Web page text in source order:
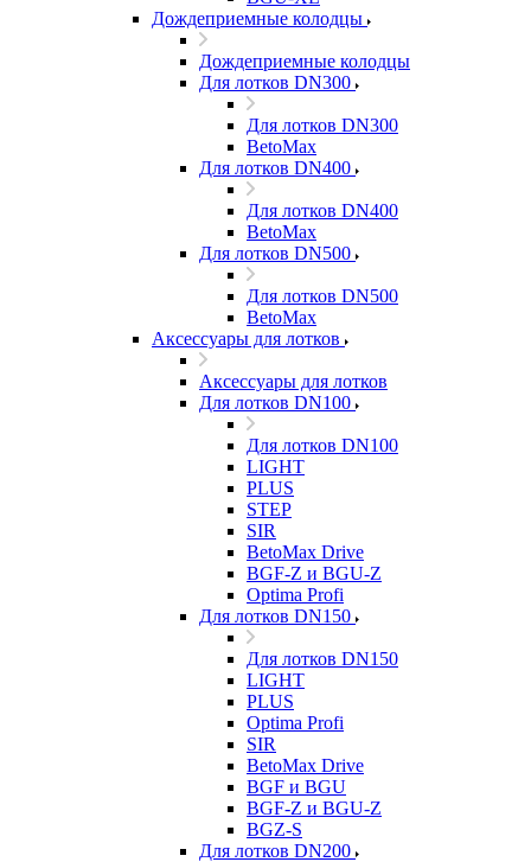
Дождеприемные колодцы
Дождеприемные колодцы
Для лотков DN300
Для лотков DN300
BetoMax
Для лотков DN400
Для лотков DN400
BetoMax
Для лотков DN500
Для лотков DN500
BetoMax
Аксессуары для лотков
Аксессуары для лотков
Для лотков DN100
Для лотков DN100
LIGHT
PLUS
STEP
SIR
BetoMax Drive
BGF-Z и BGU-Z
Optima Profi
Для лотков DN150
Для лотков DN150
LIGHT
PLUS
Optima Profi
SIR
BetoMax Drive
BGF и BGU
BGF-Z и BGU-Z
BGZ-S
Для лотков DN200